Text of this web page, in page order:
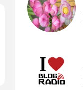
Đi về phía bình yên